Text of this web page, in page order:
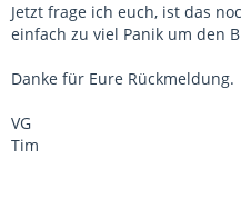
Jetzt frage ich euch, ist das
einfach zu viel Panik um den
Danke für Eure Rückmeldung.
VG
Tim